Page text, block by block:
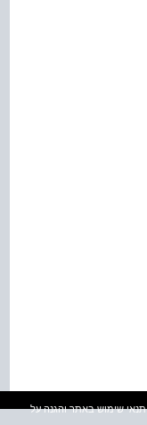
תנאי שימוש באתר והגנה על